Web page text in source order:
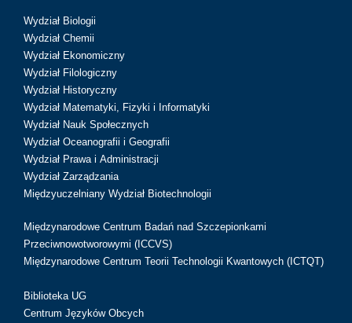
Wydział Biologii
Wydział Chemii
Wydział Ekonomiczny
Wydział Filologiczny
Wydział Historyczny
Wydział Matematyki, Fizyki i Informatyki
Wydział Nauk Społecznych
Wydział Oceanografii i Geografii
Wydział Prawa i Administracji
Wydział Zarządzania
Międzyuczelniany Wydział Biotechnologii
Międzynarodowe Centrum Badań nad Szczepionkami
Przeciwnowotworowymi (ICCVS)
Międzynarodowe Centrum Teorii Technologii Kwantowych (ICTQT)
Biblioteka UG
Centrum Języków Obcych